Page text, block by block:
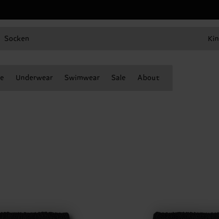
Socken
Underwear Swimwear Sale About